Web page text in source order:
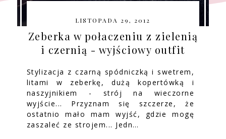
LISTOPADA 29, 2012
Zeberka w połaczeniu z zielenią
i czernią - wyjściowy outfit
Stylizacja z czarną spódniczką i swetrem,
litami w zeberkę, dużą kopertówką i
naszyjnikiem - strój na wieczorne
wyjście... Przyznam się szczerze, że
ostatnio mało mam wyjść, gdzie mogę
zaszaleć ze strojem... Jedn…